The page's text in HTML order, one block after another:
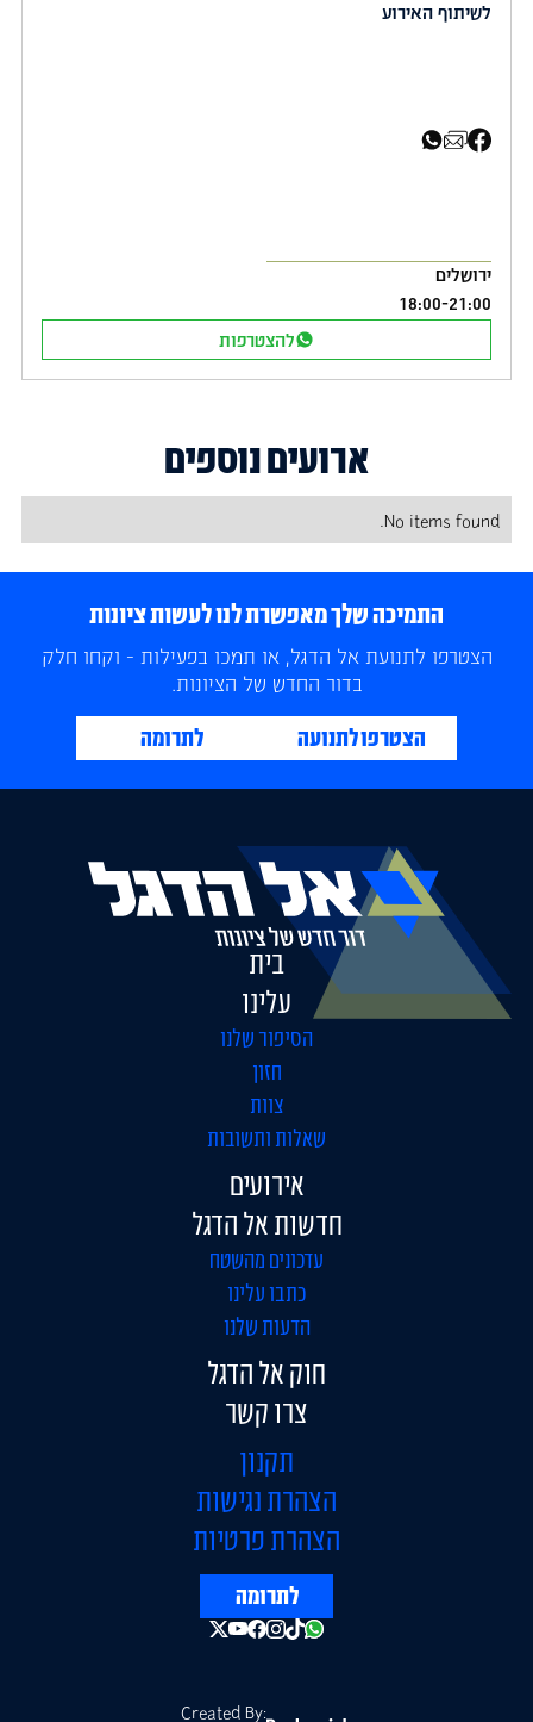
לשיתוף האירועשיתוף בפייסבוק
ירושלים
18:00-21:00
להצטרפות
ארועים נוספים
No items found.
התמיכה שלך מאפשרת לנו לעשות ציונות
הצטרפו לתנועת אל הדגל, או תמכו בפעילות - וקחו חלק
בדור החדש של הציונות.
הצטרפו לתנועה לתרומה
בית
עלינו
הסיפור שלנו
חזון
צוות
שאלות ותשובות
אירועים
חדשות אל הדגל
עדכונים מהשטח
כתבו עלינו
הדעות שלנו
חוק אל הדגל
צרו קשר
תקנון
הצהרת נגישות
הצהרת פרטיות
לתרומה
Created By: